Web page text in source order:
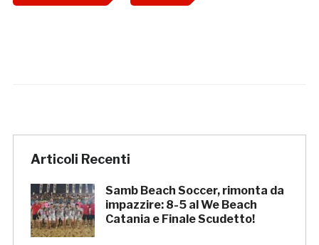
Articoli Recenti
Samb Beach Soccer, rimonta da
impazzire: 8-5 al We Beach
Catania e Finale Scudetto!